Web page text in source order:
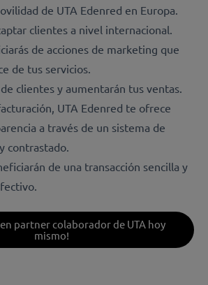
de UTA Edenred en Europa.
clientes a nivel internacional.
de acciones de marketing que
de tus servicios.
clientes y aumentarán tus ventas.
UTA Edenred te ofrece
a través de un sistema de
contrastado.
de una transacción sencilla y
partner colaborador de UTA hoy
mismo!